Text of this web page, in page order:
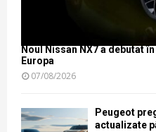
Noul Nissan NX7 a debutat
Europa
07/08/2026
Peugeot
actualizate